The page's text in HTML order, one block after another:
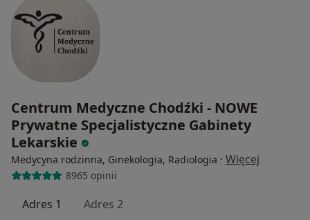
Centrum Medyczne Chodźki - NOWE
Prywatne Specjalistyczne Gabinety
Lekarskie
Medycyna rodzinna, Ginekologia, Radiologia · Więcej
8965 opinii
Adres 1 Adres 2